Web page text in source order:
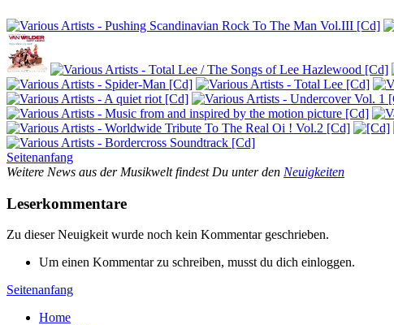
Seitenanfang
Weitere News aus der Musikwelt findest Du unter den Neuigkeiten
Leserkommentare
Zu dieser Neuigkeit wurde noch kein Kommentar geschrieben.
Um einen Kommentar zu schreiben, musst du dich einloggen.
Seitenanfang
Home